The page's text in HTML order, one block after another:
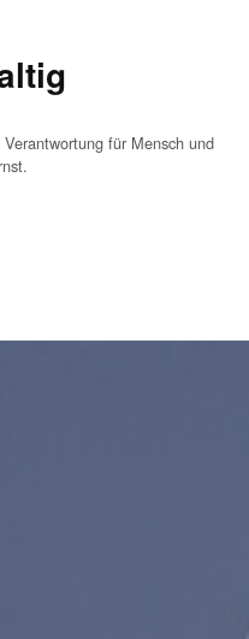
für Mensch und